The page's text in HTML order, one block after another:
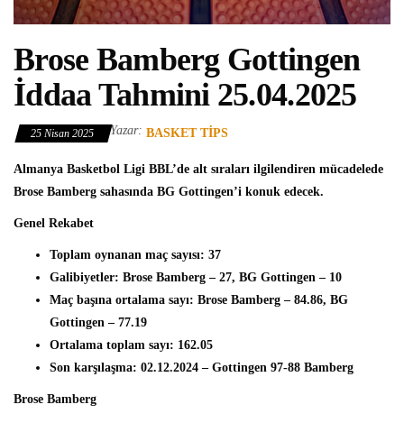
Brose Bamberg Gottingen
İddaa Tahmini 25.04.2025
25 Nisan 2025 Yazar: BASKET TIPS
Almanya Basketbol Ligi BBL’de alt sıraları ilgilendiren mücadelede
Brose Bamberg sahasında BG Gottingen’i konuk edecek.
Genel Rekabet
Toplam oynanan maç sayısı: 37
Galibiyetler: Brose Bamberg – 27, BG Gottingen – 10
Maç başına ortalama sayı: Brose Bamberg – 84.86, BG
Gottingen – 77.19
Ortalama toplam sayı: 162.05
Son karşılaşma: 02.12.2024 – Gottingen 97-88 Bamberg
Brose Bamberg